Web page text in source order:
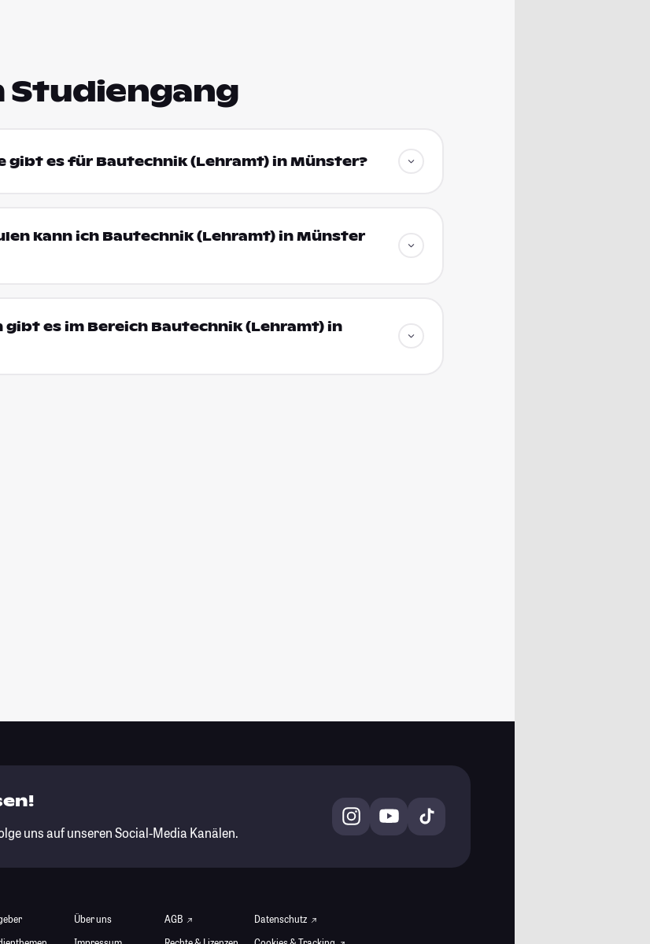
Studiengang
gibt es für Bautechnik (Lehramt) in Münster?
kann ich Bautechnik (Lehramt) in Münster
es im Bereich Bautechnik (Lehramt) in
uns auf unseren Social-Media Kanälen.
Über uns
AGB
Datenschutz